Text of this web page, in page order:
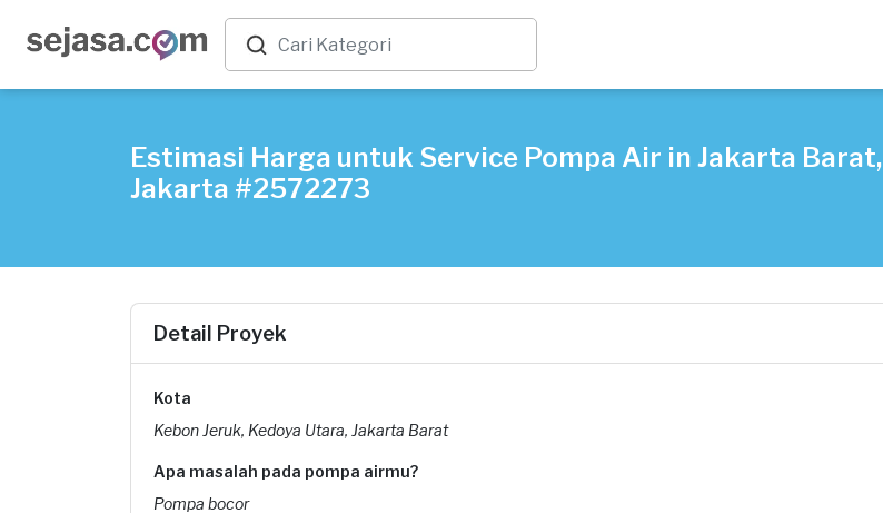
Estimasi Harga untuk Service Pompa Air in Jakarta Barat,
Jakarta #2572273
Detail Proyek
Kota
Kebon Jeruk, Kedoya Utara, Jakarta Barat
Apa masalah pada pompa airmu?
Pompa bocor